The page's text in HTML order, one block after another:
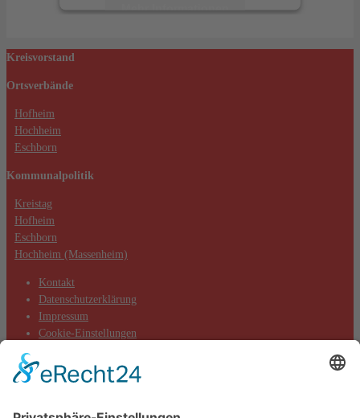
Mehr Informationen
Akzeptieren
Kreisvorstand
Ortsverbände
Hofheim
Hochheim
Eschborn
Kommunalpolitik
Kreistag
Hofheim
Eschborn
Hochheim (Massenheim)
Kontakt
Datenschutzerklärung
Impressum
Cookie-Einstellungen
Aktuelles
Aktionen
Termine